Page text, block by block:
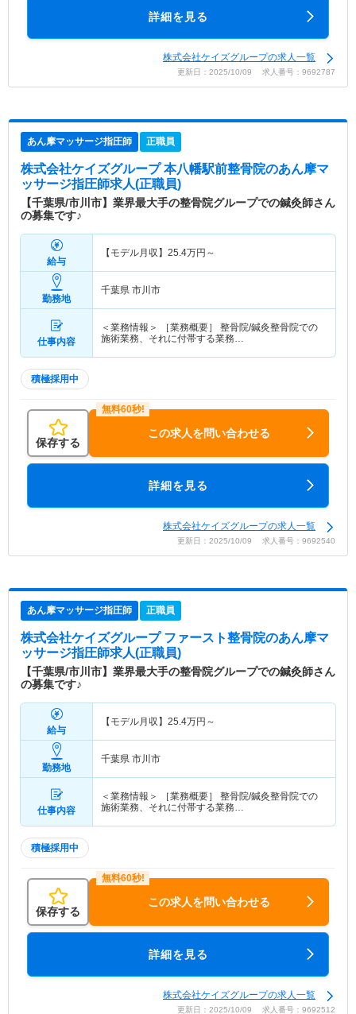
詳細を見る
株式会社ケイズグループの求人一覧
更新日：2025/10/09 求人番号：9692787
あん摩マッサージ指圧師 正職員
株式会社ケイズグループ 本八幡駅前整骨院のあん摩マ
ッサージ指圧師求人(正職員)
【千葉県/市川市】業界最大手の整骨院グループでの鍼灸師さん
の募集です♪
給与
【モデル月収】 25.4万円～
勤務地
千葉県 市川市
仕事内容
＜業務情報＞ ［業務概要］ 整骨院/鍼灸整骨院での
施術業務、それに付帯する業務…
積極採用中
保存する
この求人を問い合わせる
詳細を見る
株式会社ケイズグループの求人一覧
更新日：2025/10/09 求人番号：9692540
あん摩マッサージ指圧師 正職員
株式会社ケイズグループ ファースト整骨院のあん摩マ
ッサージ指圧師求人(正職員)
【千葉県/市川市】業界最大手の整骨院グループでの鍼灸師さん
の募集です♪
給与
【モデル月収】 25.4万円～
勤務地
千葉県 市川市
仕事内容
＜業務情報＞ ［業務概要］ 整骨院/鍼灸整骨院での
施術業務、それに付帯する業務…
積極採用中
保存する
この求人を問い合わせる
詳細を見る
株式会社ケイズグループの求人一覧
更新日：2025/10/09 求人番号：9692512